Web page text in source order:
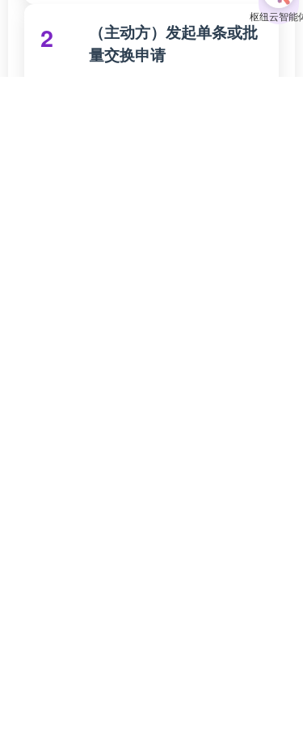
2
（主动方）发起单条或批
量交换申请